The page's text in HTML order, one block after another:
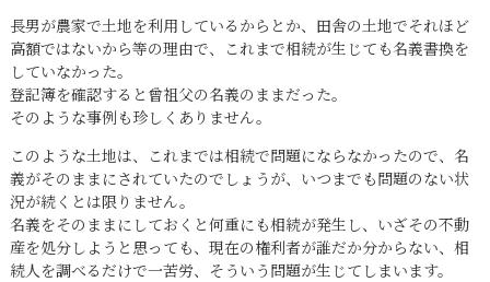
長男が農家で土地を利用しているからとか、田舎の土地でそれほど
高額ではないから等の理由で、これまで相続が生じても名義書換を
していなかった。
登記簿を確認すると曾祖父の名義のままだった。
そのような事例も珍しくありません。
このような土地は、これまでは相続で問題にならなかったので、名
義がそのままにされていたのでしょうが、いつまでも問題のない状
況が続くとは限りません。
名義をそのままにしておくと何重にも相続が発生し、いざその不動
産を処分しようと思っても、現在の権利者が誰だか分からない、相
続人を調べるだけで一苦労、そういう問題が生じてしまいます。